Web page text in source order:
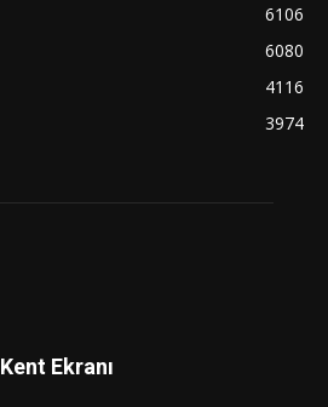
6106
6080
4116
3974
Kent Ekranı